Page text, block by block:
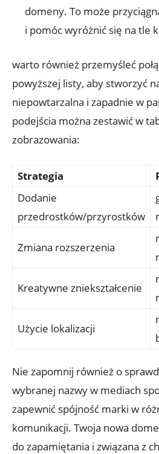
domeny. To może
i pomóc wyróżnić się na tle
warto również przemyśleć
powyższej listy, aby stworzyć
niepowtarzalna i zapadnie w
podejścia można zestawić w
zobrazowania:
Strategia
Dodanie
przedrostków/przyrostków
Zmiana rozszerzenia
Kreatywne zniekształcenie
Użycie lokalizacji
Nie zapomnij również o
wybranej nazwy w mediach
zapewnić spójność marki w
komunikacji. Twoja nowa
do zapamiętania i związana z